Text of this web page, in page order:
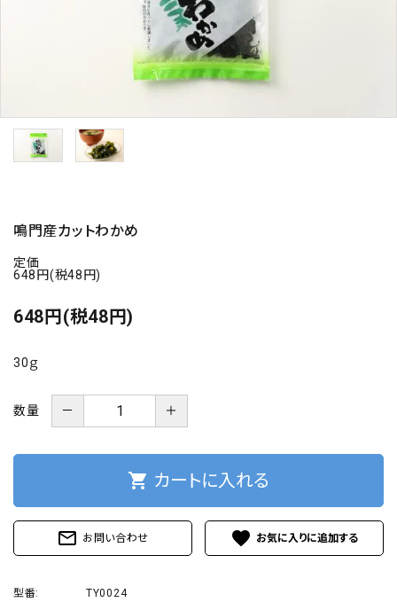
お菓子類
玉ちゃん・雑貨
INFORMATIOM
会社概要
お問い合わせ
鳴門産カットわかめ
定価
648円(税48円)
648円(税48円)
30ｇ
数量 － ＋
shopping_cart カートに入れる
mail_outline お問い合わせ favorite
型番: TY0024